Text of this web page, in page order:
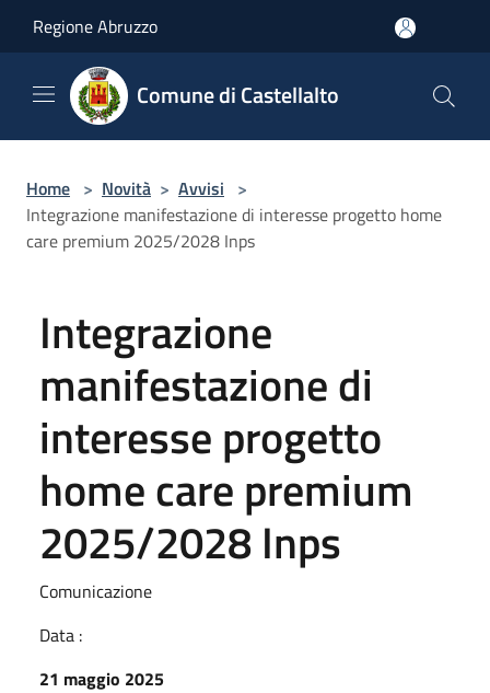
Regione Abruzzo
Comune di Castellalto
Home > Novità > Avvisi >
Integrazione manifestazione di interesse progetto home
care premium 2025/2028 Inps
Integrazione
manifestazione di
interesse progetto
home care premium
2025/2028 Inps
Comunicazione
Data :
21 maggio 2025